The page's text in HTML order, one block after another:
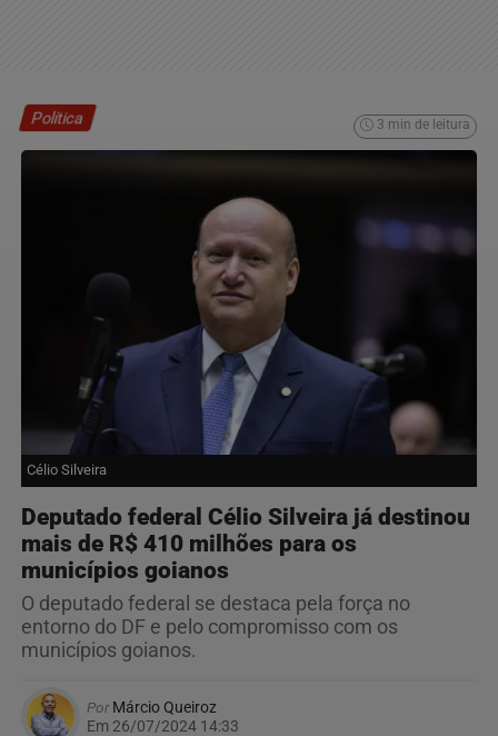
Política 3 min de leitura
Célio Silveira
Deputado federal Célio Silveira já destinou
mais de R$ 410 milhões para os
municípios goianos
O deputado federal se destaca pela força no
entorno do DF e pelo compromisso com os
municípios goianos.
PorMárcio Queiroz
Em 26/07/2024 14:33